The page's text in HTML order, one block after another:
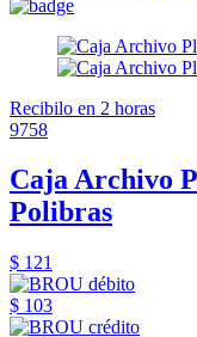
Recibilo en 2 horas
9758
Caja Archivo
Polibras
$ 121
$ 103